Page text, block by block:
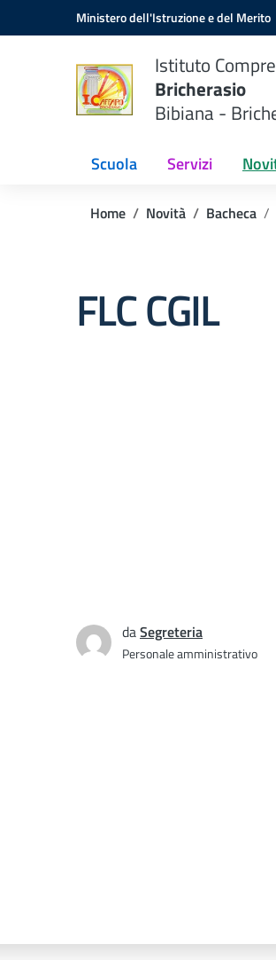
Vai ai contenuti
Vai al menu di navigazioneMinistero dell'Istruzione e del Merito
Istituto
Bricherasio
Bibiana -
Scuola Servizi
Home Novità Bacheca
FLC CGIL
daSegreteria
Personale amministrativo